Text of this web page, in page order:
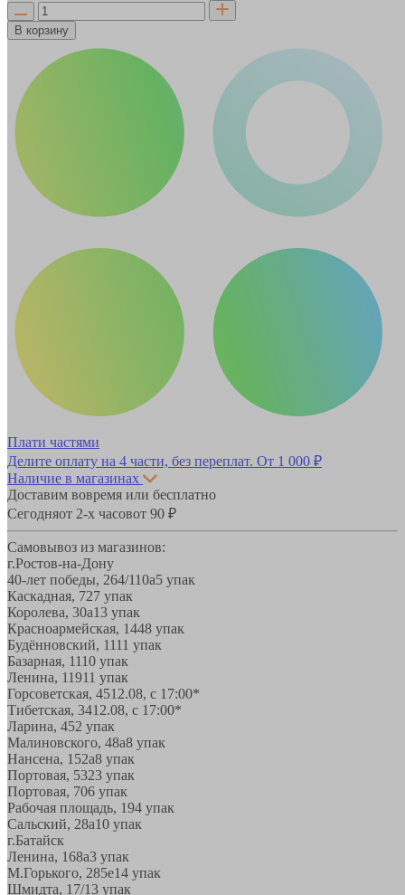
В корзину
Плати частями
Делите оплату на 4 части, без переплат. От 1 000 ₽
Наличие в магазинах
Доставим вовремя или бесплатно
Сегодняот 2-х часовот 90 ₽
Самовывоз из магазинов:
г.Ростов-на-Дону
40-лет победы, 264/110а5 упак
Каскадная, 727 упак
Королева, 30а13 упак
Красноармейская, 1448 упак
Будённовский, 1111 упак
Базарная, 1110 упак
Ленина, 11911 упак
Горсоветская, 4512.08, с 17:00*
Тибетская, 3412.08, с 17:00*
Ларина, 452 упак
Малиновского, 48а8 упак
Нансена, 152а8 упак
Портовая, 5323 упак
Портовая, 706 упак
Рабочая площадь, 194 упак
Сальский, 28a10 упак
г.Батайск
Ленина, 168а3 упак
М.Горького, 285е14 упак
Шмидта, 17/13 упак